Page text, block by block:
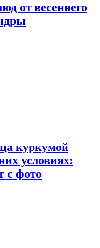
от весеннего
куркумой
условиях:
с фото